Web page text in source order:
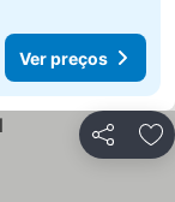
Ver preços
Partilhar